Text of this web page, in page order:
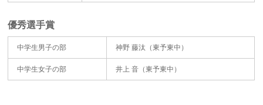
優秀選手賞
中学生男子の部 神野 藤汰（東予東中）
中学生女子の部 井上 音（東予東中）